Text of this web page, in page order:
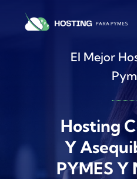
El Mejor
Hosting
Y
PYMES Y